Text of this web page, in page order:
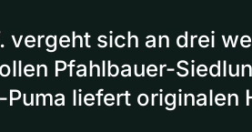
vergeht sich an drei
Pfahlbauer-
liefert originalen